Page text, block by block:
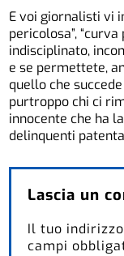
E voi giornalisti vi
pericolosa”,
indisciplinato,
e se permettete,
quello che
purtroppo chi ci
innocente che ha
delinquenti
Lascia un
Il tuo
campi